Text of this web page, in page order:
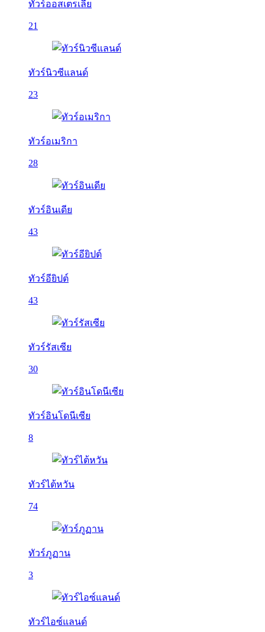
ทัวร์ออสเตรเลีย
21
ทัวร์นิวซีแลนด์
23
ทัวร์อเมริกา
28
ทัวร์อินเดีย
43
ทัวร์อียิปต์
43
ทัวร์รัสเซีย
30
ทัวร์อินโดนีเซีย
8
ทัวร์ไต้หวัน
74
ทัวร์ภูฏาน
3
ทัวร์ไอซ์แลนด์